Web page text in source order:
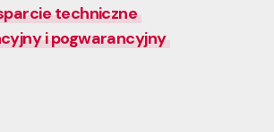
techniczne
i pogwarancyjny